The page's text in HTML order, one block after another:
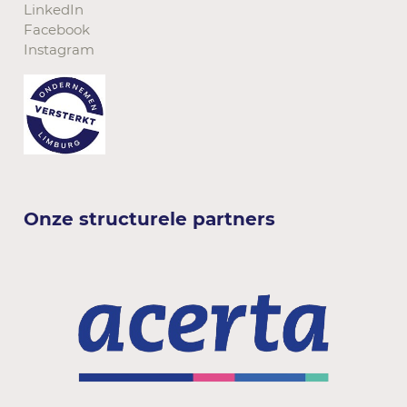
LinkedIn
Facebook
Instagram
Onze structurele partners